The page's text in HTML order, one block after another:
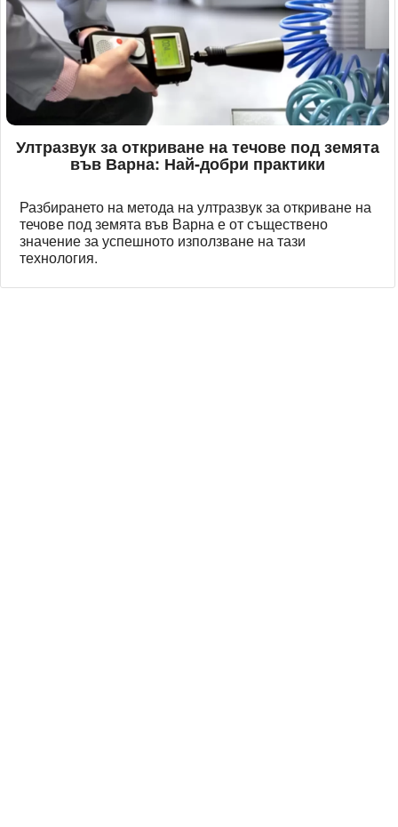
Ултразвук за откриване на течове под земята
във Варна: Най-добри практики
Разбирането на метода на ултразвук за откриване на
течове под земята във Варна е от съществено
значение за успешното използване на тази
технология.